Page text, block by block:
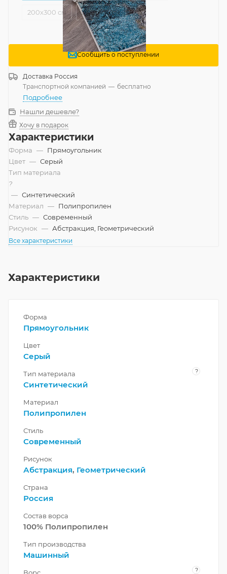
200x300 см 240x340 см
Сообщить о поступлении
Доставка Россия
Транспортной компанией — бесплатно
Подробнее
Нашли дешевле?
Хочу в подарок
Характеристики
Форма — Прямоугольник
Цвет — Серый
Тип материала
?
— Синтетический
Материал — Полипропилен
Стиль — Современный
Рисунок — Абстракция, Геометрический
Все характеристики
Характеристики
Форма
Прямоугольник
Цвет
Серый
Тип материала ?
Синтетический
Материал
Полипропилен
Стиль
Современный
Рисунок
Абстракция, Геометрический
Страна
Россия
Состав ворса
100% Полипропилен
Тип производства
Машинный
?